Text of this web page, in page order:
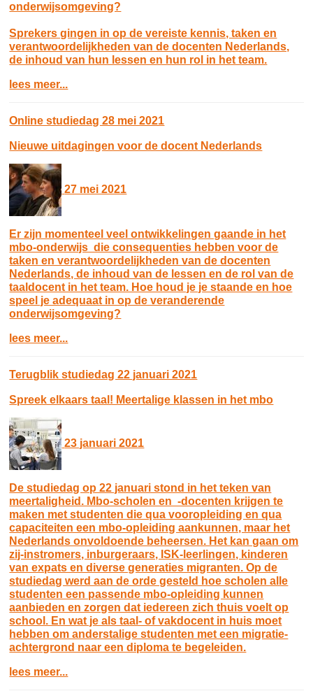
onderwijsomgeving?
Sprekers gingen in op de vereiste kennis, taken en
verantwoordelijkheden van de docenten Nederlands,
de inhoud van hun lessen en hun rol in het team.
lees meer...
Online studiedag 28 mei 2021
Nieuwe uitdagingen voor de docent Nederlands
27 mei 2021
Er zijn momenteel veel ontwikkelingen gaande in het
mbo-onderwijs die consequenties hebben voor de
taken en verantwoordelijkheden van de docenten
Nederlands, de inhoud van de lessen en de rol van de
taaldocent in het team. Hoe houd je je staande en hoe
speel je adequaat in op de veranderende
onderwijsomgeving?
lees meer...
Terugblik studiedag 22 januari 2021
Spreek elkaars taal! Meertalige klassen in het mbo
23 januari 2021
De studiedag op 22 januari stond in het teken van
meertaligheid. Mbo-scholen en -docenten krijgen te
maken met studenten die qua vooropleiding en qua
capaciteiten een mbo-opleiding aankunnen, maar het
Nederlands onvoldoende beheersen. Het kan gaan om
zij-instromers, inburgeraars, ISK-leerlingen, kinderen
van expats en diverse generaties migranten. Op de
studiedag werd aan de orde gesteld hoe scholen alle
studenten een passende mbo-opleiding kunnen
aanbieden en zorgen dat iedereen zich thuis voelt op
school. En wat je als taal- of vakdocent in huis moet
hebben om anderstalige studenten met een migratie-
achtergrond naar een diploma te begeleiden.
lees meer...